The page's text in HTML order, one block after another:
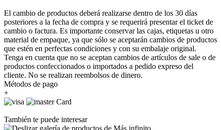
El cambio de productos deberá realizarse dentro de los 30 días
posteriores a la fecha de compra y se requerirá presentar el ticket de
cambio o factura. Es importante conservar las cajas, etiquetas u otro
material de empaque, ya que sólo se aceptarán cambios de productos
que estén en perfectas condiciones y con su embalaje original.
Tenga en cuenta que no se aceptan cambios de artículos de sale o de
productos confeccionados o importados a pedido expreso del
cliente. No se realizan reembolsos de dinero.
Métodos de pago
+
También te puede interesar